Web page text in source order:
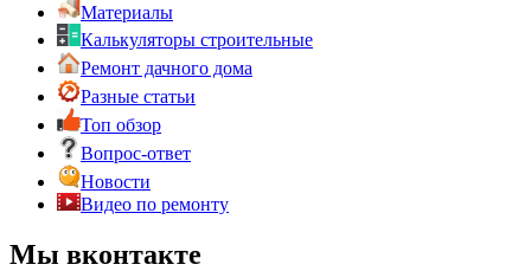
Материалы
Калькуляторы строительные
Ремонт дачного дома
Разные статьи
Топ обзор
Вопрос-ответ
Новости
Видео по ремонту
Мы вконтакте